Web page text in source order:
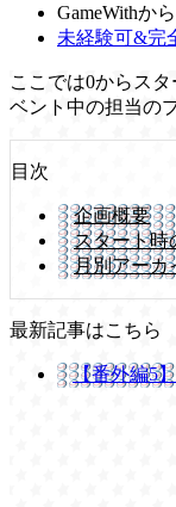
GameWithか
未経験可&完
ここでは0からス
ベント中の担当の
目次
企画概要
スタート時
月別アーカ
最新記事はこちら
【番外編5